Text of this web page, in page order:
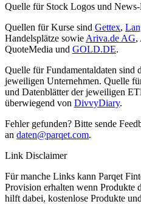
Quelle für Stock Logos und
Quellen für Kurse sind Gettex,
Handelsplätze sowie Ariva.de AG,
QuoteMedia und GOLD.DE.
Quelle für Fundamentaldaten sind
jeweiligen Unternehmen. Quelle
und Datenblätter der jeweiligen
überwiegend von DivvyDiary.
Fehler gefunden? Bitte sende
an daten@parqet.com.
Link Disclaimer
Für manche Links kann Parqet
Provision erhalten wenn Produkte
hilft dabei, kostenlose Produkte